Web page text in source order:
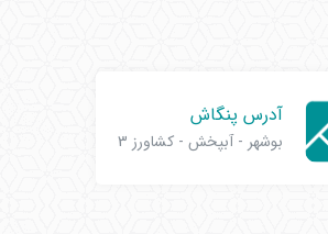
آدرس پنگاش
بوشهر - آبپخش - کشاورز 3